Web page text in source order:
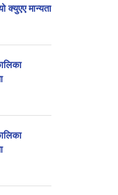
क्युएए मान्यता